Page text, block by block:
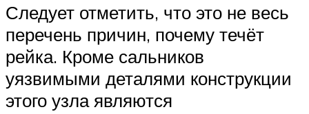
Следует отметить, что это не весь
перечень причин, почему течёт
рейка. Кроме сальников
уязвимыми деталями конструкции
этого узла являются